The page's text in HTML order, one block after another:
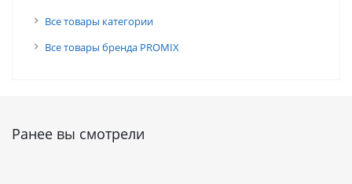
Все товары категории
Все товары бренда PROMIX
Ранее вы смотрели